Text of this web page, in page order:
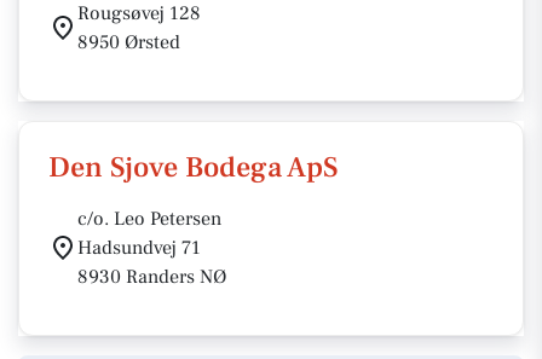
Rougsøvej 128
8950 Ørsted
Den Sjove Bodega ApS
c/o. Leo Petersen
Hadsundvej 71
8930 Randers NØ